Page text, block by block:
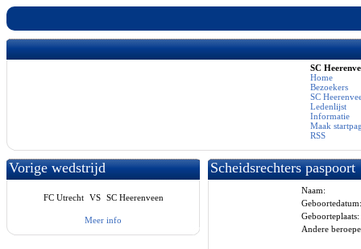
SC
Home
Bezoekers
SC
Ledenlijst
Informatie
Maak
RSS
Vorige wedstrijd
FC Utrecht VS SC Heerenveen
Meer info
Scheidsrechters paspoort
Naam:
Geboortedatum:
Geboorteplaats:
Andere